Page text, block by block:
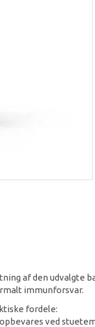
af den udvalgte
immunforsvar.
fordele:
ved